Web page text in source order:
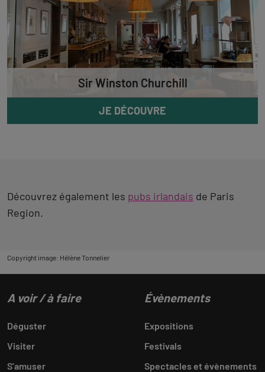
Sir Winston Churchill
JE DÉCOUVRE
Découvrez également les pubs irlandais de Paris
Region.
Copyright image: Hélène Tonnelier
A voir / à faire
Déguster
Visiter
S’amuser
Évènements
Expositions
Festivals
Spectacles et évènements